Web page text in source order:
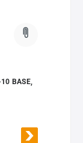
BASE,